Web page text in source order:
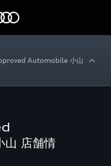
Automobile 小山
店舗情